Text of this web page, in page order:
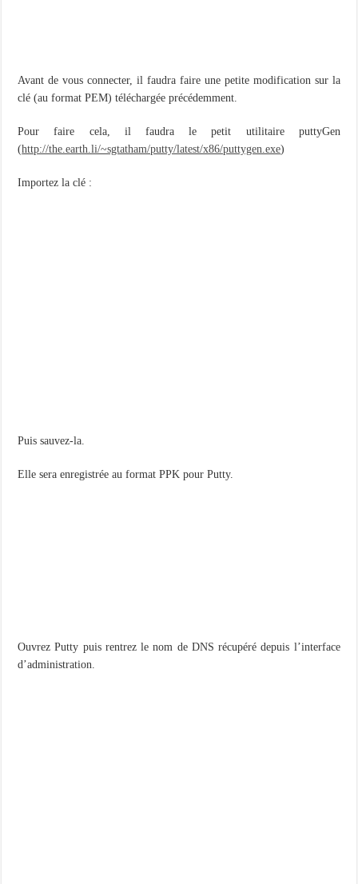
Avant de vous connecter, il faudra faire une petite modification sur la
clé (au format PEM) téléchargée précédemment.
Pour faire cela, il faudra le petit utilitaire puttyGen
(http://the.earth.li/~sgtatham/putty/latest/x86/puttygen.exe)
Importez la clé :
Puis sauvez-la.
Elle sera enregistrée au format PPK pour Putty.
Ouvrez Putty puis rentrez le nom de DNS récupéré depuis l’interface
d’administration.